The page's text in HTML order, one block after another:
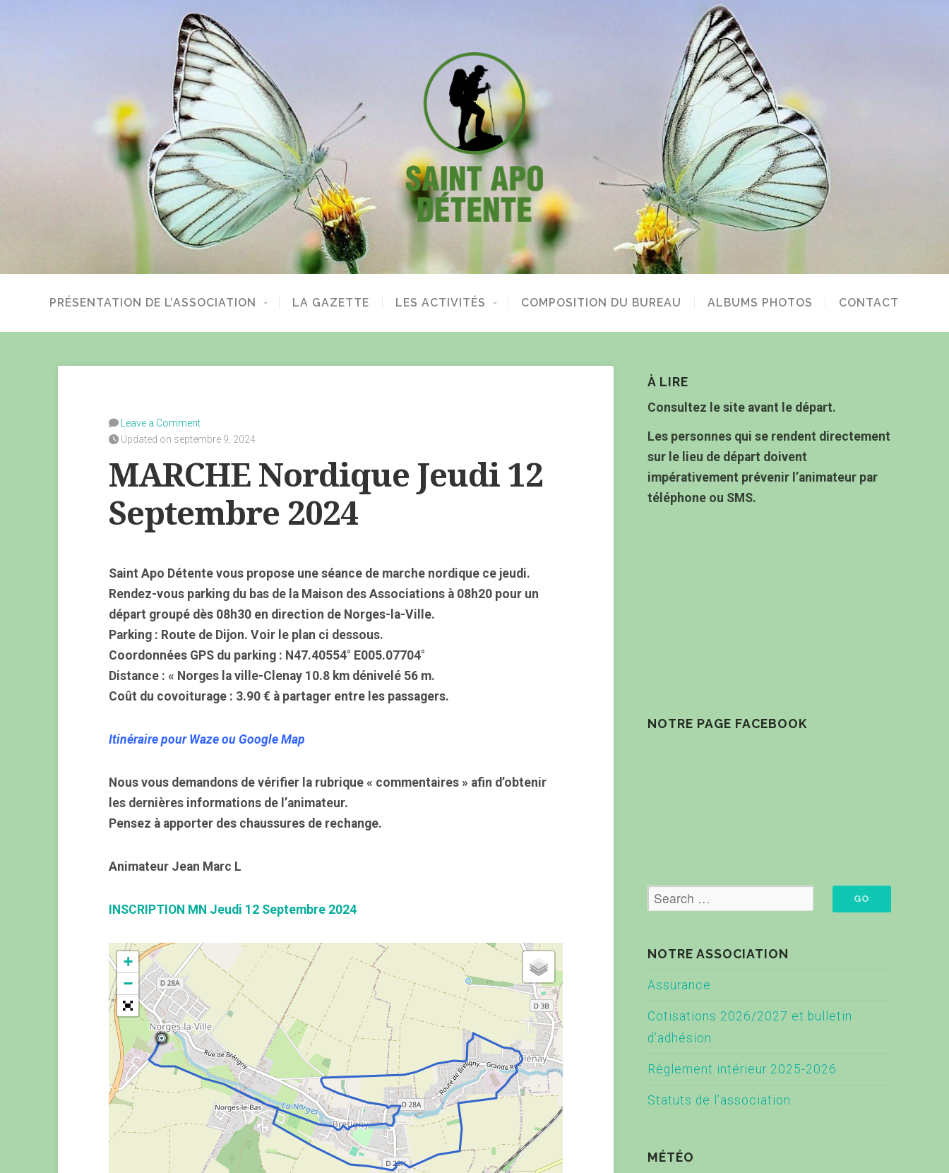
PRÉSENTATION DE L’ASSOCIATION LA GAZETTE LES ACTIVITÉS COMPOSITION DU BUREAU ALBUMS PHOTOS CONTACT
Leave a Comment
Updated on septembre 9, 2024
MARCHE Nordique Jeudi 12
Septembre 2024
Saint Apo Détente vous propose une séance de marche nordique ce jeudi.
Rendez-vous parking du bas de la Maison des Associations à 08h20 pour un
départ groupé dès 08h30 en direction de Norges-la-Ville.
Parking : Route de Dijon. Voir le plan ci dessous.
Coordonnées GPS du parking : N47.40554° E005.07704°
Distance : « Norges la ville-Clenay 10.8 km dénivelé 56 m.
Coût du covoiturage : 3.90 € à partager entre les passagers.
Itinéraire pour Waze ou Google Map
Nous vous demandons de vérifier la rubrique « commentaires » afin d’obtenir
les dernières informations de l’animateur.
Pensez à apporter des chaussures de rechange.
Animateur Jean Marc L
INSCRIPTION MN Jeudi 12 Septembre 2024
+
−
À LIRE
Consultez le site avant le départ.
Les personnes qui se rendent directement
sur le lieu de départ doivent
impérativement prévenir l’animateur par
téléphone ou SMS.
NOTRE PAGE FACEBOOK
NOTRE ASSOCIATION
Assurance
Cotisations 2026/2027 et bulletin
d’adhésion
Règlement intérieur 2025-2026
Statuts de l’association
MÉTÉO